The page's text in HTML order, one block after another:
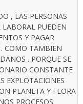
, LAS PERSONAS
PUEDEN
Y PAGAR
. COMO TAMBIEN
. PORQUE SE
CONSTANTE
EXPLOTACIONES
PLANETA Y FLORA
PROCESOS